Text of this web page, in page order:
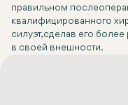
правильном
квалифицированного
силуэт, сделав его
в своей внешности.